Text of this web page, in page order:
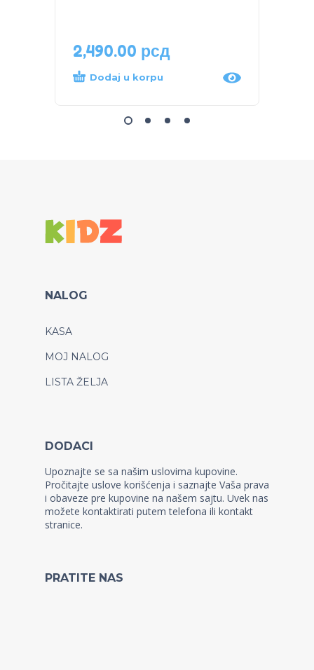
2,490.00 рсд
Dodaj u korpu
NALOG
KASA
MOJ NALOG
LISTA ŽELJA
DODACI
Upoznajte se sa našim uslovima kupovine.
Pročitajte uslove korišćenja i saznajte Vaša prava
i obaveze pre kupovine na našem sajtu. Uvek nas
možete kontaktirati putem telefona ili kontakt
stranice.
PRATITE NAS